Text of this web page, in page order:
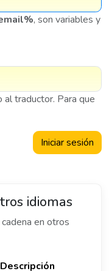
, son variables y
al traductor. Para que
Iniciar sesión
idiomas
en otros
Descripción